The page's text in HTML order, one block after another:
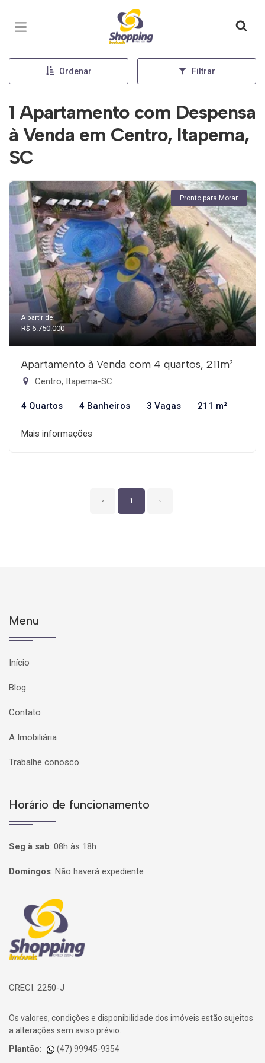
Página inicial
Ordenar Filtrar
1 Apartamento com Despensa
à Venda em Centro, Itapema,
SC
Pronto para Morar
A partir de:
R$ 6.750.000
Apartamento à Venda com 4 quartos, 211m²
Centro, Itapema-SC
4 Quartos 4 Banheiros 3 Vagas 211 m²
Mais informações
‹ 1 ›
Menu
Início
Blog
Contato
A Imobiliária
Trabalhe conosco
Horário de funcionamento
Seg à sab: 08h às 18h
Domingos: Não haverá expediente
Página inicial
CRECI: 2250-J
Os valores, condições e disponibilidade dos imóveis estão sujeitos
a alterações sem aviso prévio.
Plantão:
(47) 99945-9354